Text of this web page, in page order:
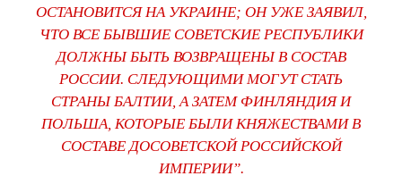
ОСТАНОВИТСЯ НА УКРАИНЕ; ОН УЖЕ ЗАЯВИЛ,
ЧТО ВСЕ БЫВШИЕ СОВЕТСКИЕ РЕСПУБЛИКИ
ДОЛЖНЫ БЫТЬ ВОЗВРАЩЕНЫ В СОСТАВ
РОССИИ. СЛЕДУЮЩИМИ МОГУТ СТАТЬ
СТРАНЫ БАЛТИИ, А ЗАТЕМ ФИНЛЯНДИЯ И
ПОЛЬША, КОТОРЫЕ БЫЛИ КНЯЖЕСТВАМИ В
СОСТАВЕ ДОСОВЕТСКОЙ РОССИЙСКОЙ
ИМПЕРИИ”.